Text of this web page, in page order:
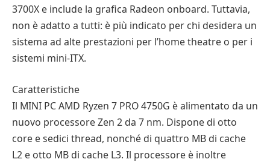
3700X e include la grafica Radeon onboard. Tuttavia,
non è adatto a tutti: è più indicato per chi desidera un
sistema ad alte prestazioni per l’home theatre o per i
sistemi mini-ITX.
Caratteristiche
Il MINI PC AMD Ryzen 7 PRO 4750G è alimentato da un
nuovo processore Zen 2 da 7 nm. Dispone di otto
core e sedici thread, nonché di quattro MB di cache
L2 e otto MB di cache L3. Il processore è inoltre